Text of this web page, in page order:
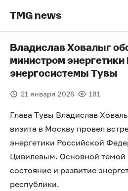
TMG news
Владислав Ховалыг
министром
энергосистемы Тувы
21 января 2026 181
Глава Тувы Владислав
визита в Москву провел
энергетики Российской
Цивилевым. Основной темой
состояние и развитие
республики.